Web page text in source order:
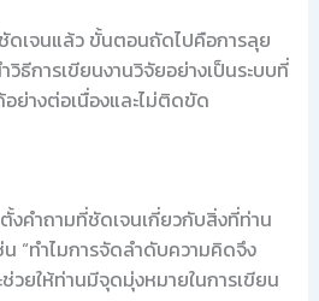
ดเจนแล้ว ขั้นตอนถัดไปคือการลุย
วิธีการเขียนงานวิจัยอย่างเป็นระบบที่
อย่างต่อเนื่องและไม่ติดขัด
งคำถามที่ชัดเจนเกี่ยวกับสิ่งที่ท่าน
“ทำไมการจัดลำดับความคิดจึง
วยให้ท่านมีจุดมุ่งหมายในการเขียน